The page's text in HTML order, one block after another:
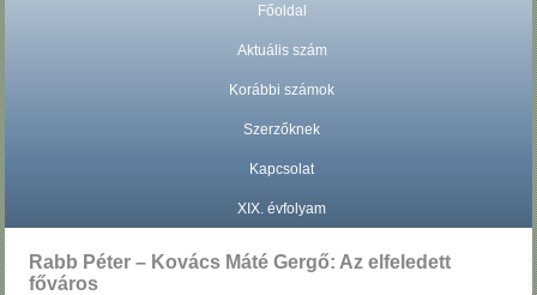
Főoldal
Aktuális szám
Korábbi számok
Szerzőknek
Kapcsolat
XIX. évfolyam
Rabb Péter – Kovács Máté Gergő: Az elfeledett
főváros